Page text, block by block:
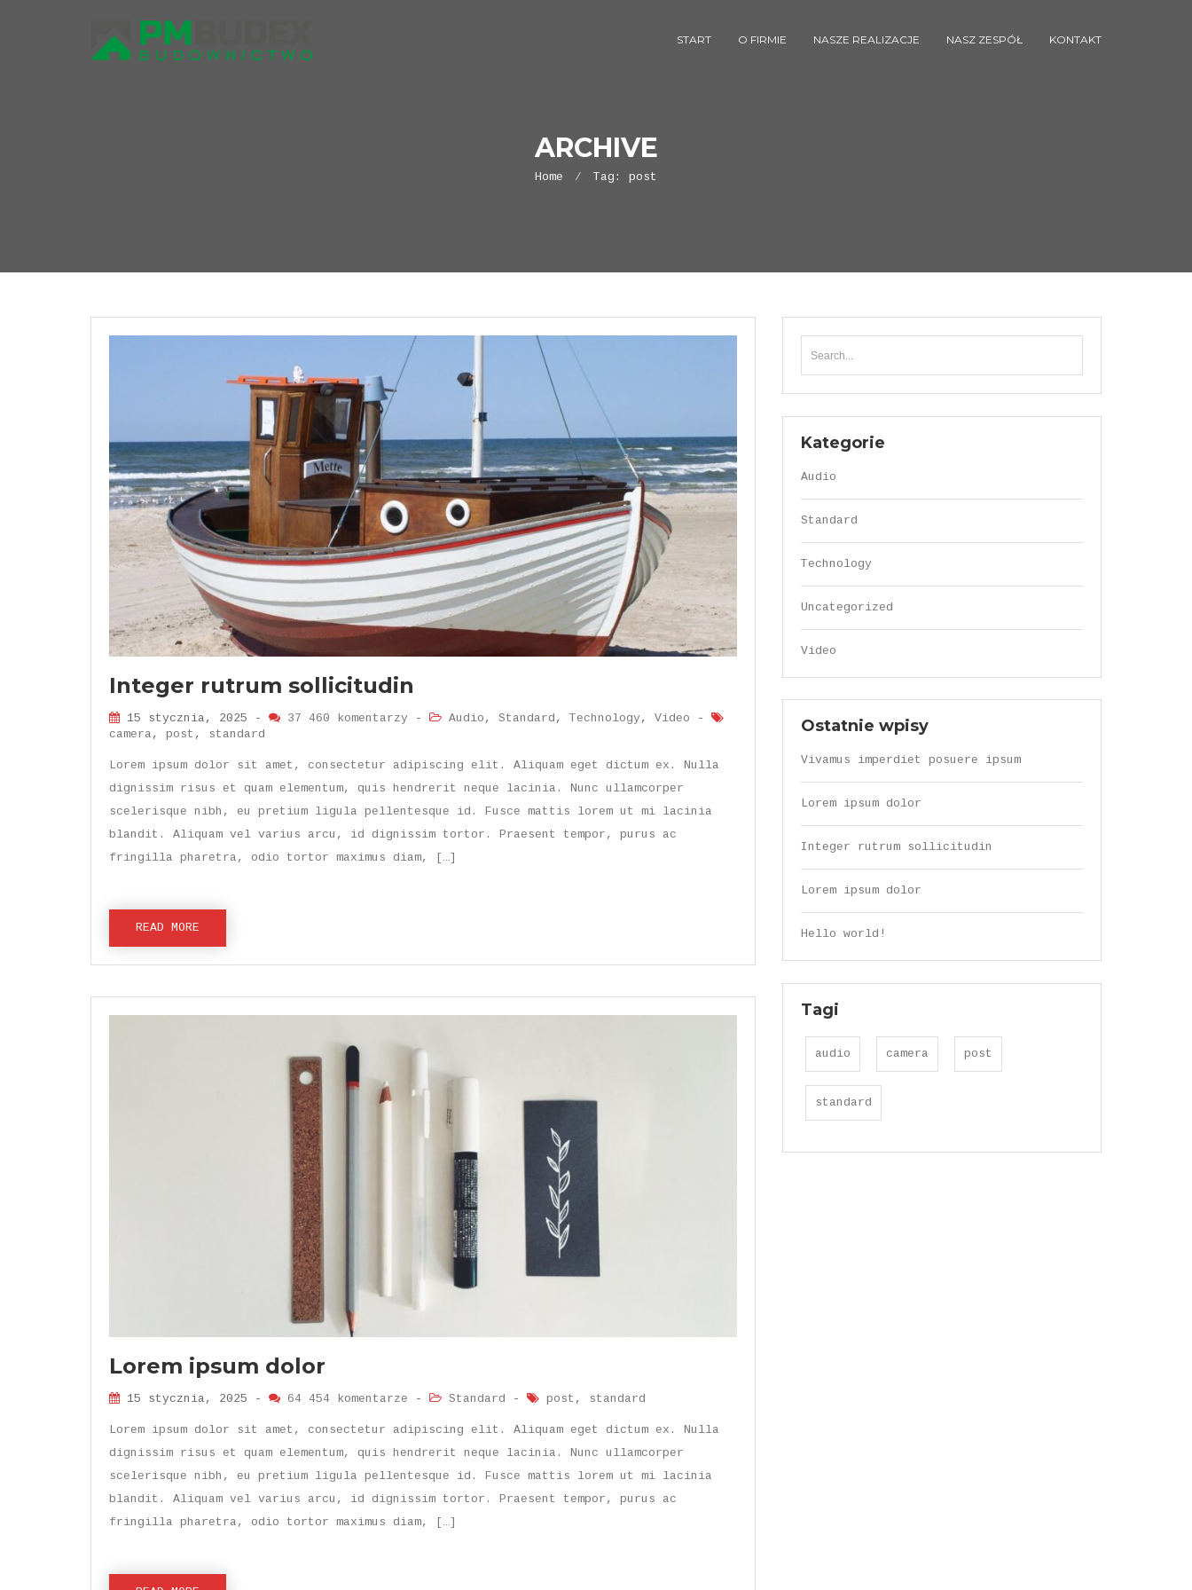
START O FIRMIE NASZE REALIZACJE NASZ ZESPÓŁ KONTAKT
ARCHIVE
Home Tag: post
Integer rutrum sollicitudin
15 stycznia, 2025 - 37 460 komentarzy - Audio , Standard , Technology , Video -
camera , post , standard
Lorem ipsum dolor sit amet, consectetur adipiscing elit. Aliquam eget dictum ex. Nulla
dignissim risus et quam elementum, quis hendrerit neque lacinia. Nunc ullamcorper
scelerisque nibh, eu pretium ligula pellentesque id. Fusce mattis lorem ut mi lacinia
blandit. Aliquam vel varius arcu, id dignissim tortor. Praesent tempor, purus ac
fringilla pharetra, odio tortor maximus diam, […]
READ MORE
Lorem ipsum dolor
15 stycznia, 2025 - 64 454 komentarze - Standard - post , standard
Lorem ipsum dolor sit amet, consectetur adipiscing elit. Aliquam eget dictum ex. Nulla
dignissim risus et quam elementum, quis hendrerit neque lacinia. Nunc ullamcorper
scelerisque nibh, eu pretium ligula pellentesque id. Fusce mattis lorem ut mi lacinia
blandit. Aliquam vel varius arcu, id dignissim tortor. Praesent tempor, purus ac
fringilla pharetra, odio tortor maximus diam, […]
Kategorie
Audio
Standard
Technology
Uncategorized
Video
Ostatnie wpisy
Vivamus imperdiet posuere ipsum
Lorem ipsum dolor
Integer rutrum sollicitudin
Lorem ipsum dolor
Hello world!
Tagi
audio camera post
standard